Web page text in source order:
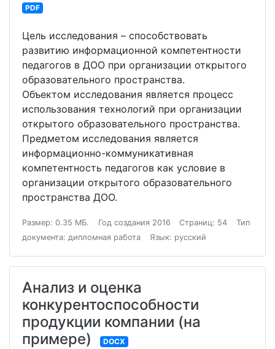
PDF
Цель исследования – способствовать
развитию информационной компетентности
педагогов в ДОО при организации открытого
образовательного пространства.
Объектом исследования является процесс
использования технологий при организации
открытого образовательного пространства.
Предметом исследования является
информационно-коммуникативная
компетентность педагогов как условие в
организации открытого образовательного
пространства ДОО.
Размер: 0.35 МБ. Год создания 2016 Страниц: 54
Тип
документа: дипломная работа
Язык: русский
Анализ и оценка
конкурентоспособности
продукции компании (на
примере)
DOCX